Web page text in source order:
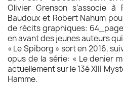
Olivier Grenson s’associe à
Baudoux et Robert Nahum
de récits graphiques:
en avant des jeunes auteurs
« Le Spiborg » sort en 2016,
opus de la série: « Le denier
actuellement sur le 13é XIII
Hamme.